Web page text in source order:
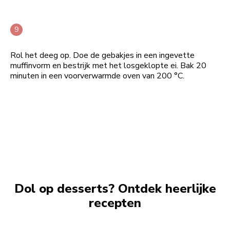
Rol het deeg op. Doe de gebakjes in een ingevette
muffinvorm en bestrijk met het losgeklopte ei. Bak 20
minuten in een voorverwarmde oven van 200 °C.
Dol op desserts? Ontdek heerlijke
recepten